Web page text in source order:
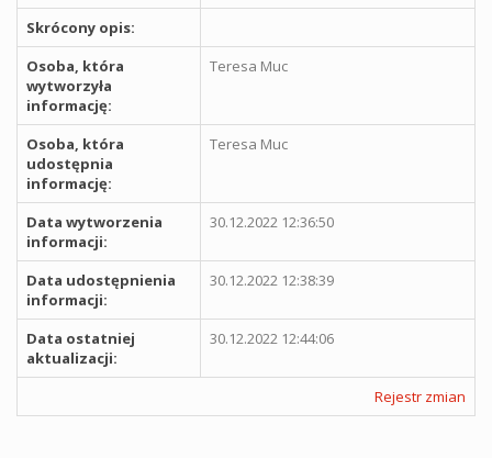
Skrócony opis:
Osoba, która
wytworzyła
informację:
Teresa Muc
Osoba, która
udostępnia
informację:
Teresa Muc
Data wytworzenia
informacji:
30.12.2022 12:36:50
Data udostępnienia
informacji:
30.12.2022 12:38:39
Data ostatniej
aktualizacji:
30.12.2022 12:44:06
Rejestr zmian